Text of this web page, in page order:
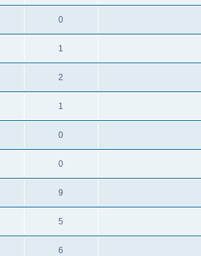
תגובות
צפיות
0
תגובות
צפיות
1
תגובות
צפיות
2
תגובות
צפיות
1
תגובות
צפיות
0
תגובות
צפיות
0
תגובות
צפיות
9
תגובות
צפיות
5
תגובות
צפיות
6